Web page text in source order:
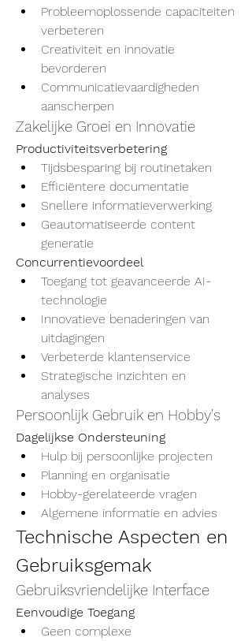
Probleemoplossende capaciteiten
verbeteren
Creativiteit en innovatie
bevorderen
Communicatievaardigheden
aanscherpen
Zakelijke Groei en Innovatie
Productiviteitsverbetering
Tijdsbesparing bij routinetaken
Efficiëntere documentatie
Snellere informatieverwerking
Geautomatiseerde content
generatie
Concurrentievoordeel
Toegang tot geavanceerde AI-
technologie
Innovatieve benaderingen van
uitdagingen
Verbeterde klantenservice
Strategische inzichten en
analyses
Persoonlijk Gebruik en Hobby's
Dagelijkse Ondersteuning
Hulp bij persoonlijke projecten
Planning en organisatie
Hobby-gerelateerde vragen
Algemene informatie en advies
Technische Aspecten en
Gebruiksgemak
Gebruiksvriendelijke Interface
Eenvoudige Toegang
Geen complexe